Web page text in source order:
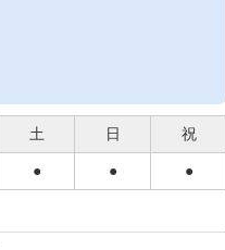
土 日 祝
● ● ●